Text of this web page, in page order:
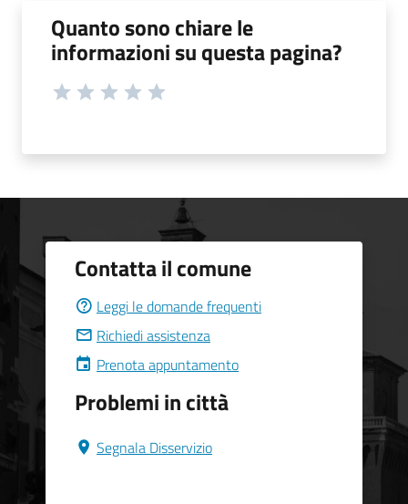
Quanto sono chiare le
informazioni su questa pagina?
Contatta il comune
Leggi le domande frequenti
Richiedi assistenza
Prenota appuntamento
Problemi in città
Segnala Disservizio